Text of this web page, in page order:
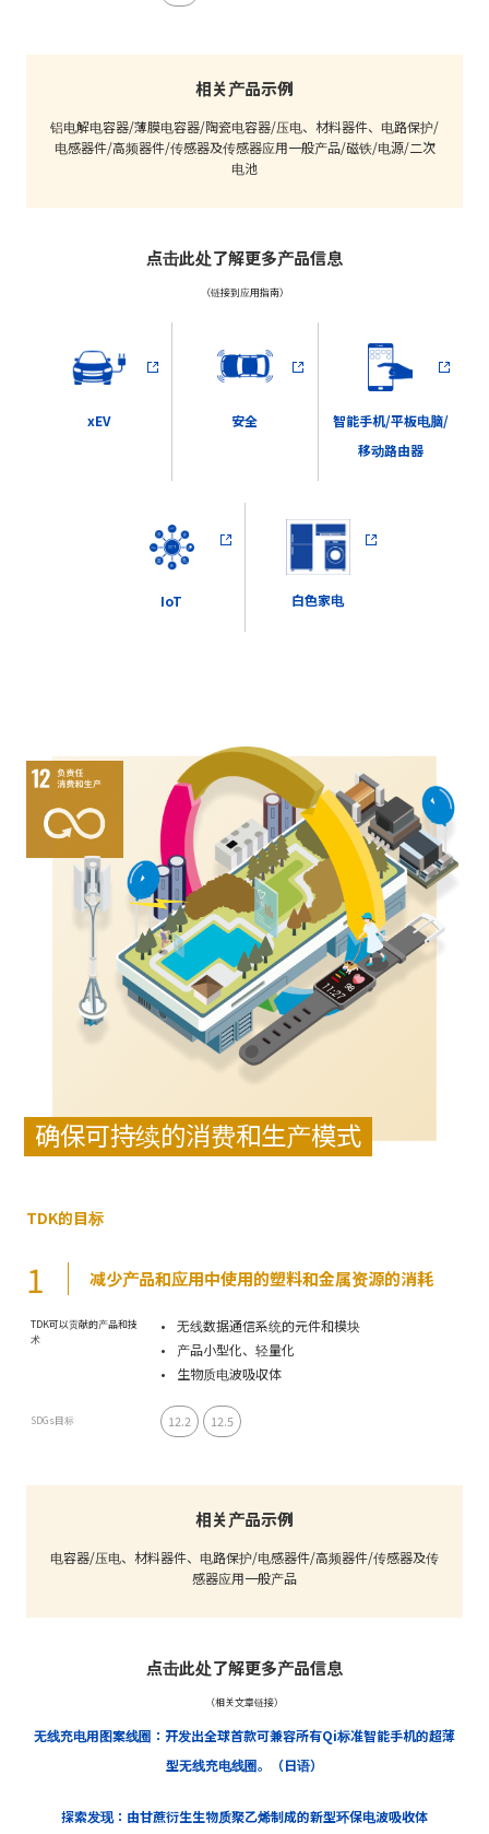
相关产品示例
铝电解电容器/薄膜电容器/陶瓷电容器/压电、材料器件、电路保护/
电感器件/高频器件/传感器及传感器应用一般产品/磁铁/电源/二次
电池
点击此处了解更多产品信息
（链接到应用指南）
xEV 安全
智能手机/平板电脑/
移动路由器
IoT 白色家电
确保可持续的消费和生产模式
TDK的目标
1 减少产品和应用中使用的塑料和金属资源的消耗
TDK可以贡献的产品和技
术
无线数据通信系统的元件和模块
产品小型化、轻量化
生物质电波吸収体
SDGs目标 12.2 12.5
相关产品示例
电容器/压电、材料器件、电路保护/电感器件/高频器件/传感器及传
感器应用一般产品
点击此处了解更多产品信息
（相关文章链接）
无线充电用图案线圈：开发出全球首款可兼容所有Qi标准智能手机的超薄
型无线充电线圈。（日语）
探索发现：由甘蔗衍生生物质聚乙烯制成的新型环保电波吸收体